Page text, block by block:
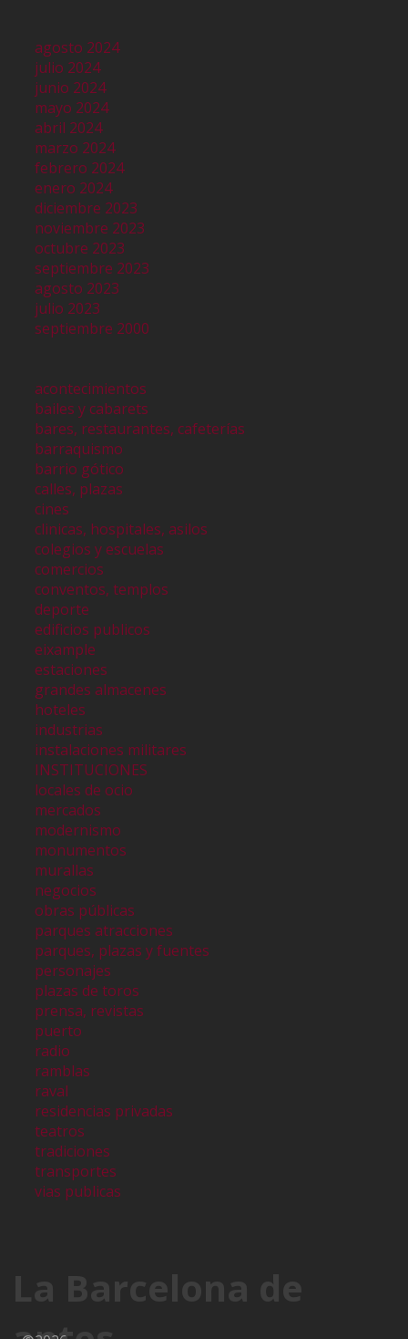
agosto 2024
julio 2024
junio 2024
mayo 2024
abril 2024
marzo 2024
febrero 2024
enero 2024
diciembre 2023
noviembre 2023
octubre 2023
septiembre 2023
agosto 2023
julio 2023
septiembre 2000
acontecimientos
bailes y cabarets
bares, restaurantes, cafeterías
barraquismo
barrio gótico
calles, plazas
cines
clinicas, hospitales, asilos
colegios y escuelas
comercios
conventos, templos
deporte
edificios publicos
eixample
estaciones
grandes almacenes
hoteles
industrias
instalaciones militares
INSTITUCIONES
locales de ocio
mercados
modernismo
monumentos
murallas
negocios
obras públicas
parques atracciones
parques, plazas y fuentes
personajes
plazas de toros
prensa, revistas
puerto
radio
ramblas
raval
residencias privadas
teatros
tradiciones
transportes
vias publicas
La Barcelona de